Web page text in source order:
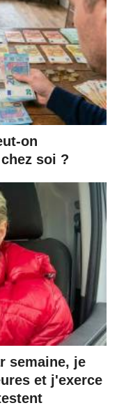
on
soi ?
semaine, je
et j'exerce